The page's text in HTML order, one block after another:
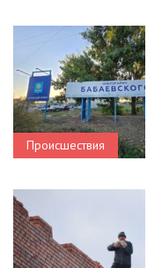
Происшествия